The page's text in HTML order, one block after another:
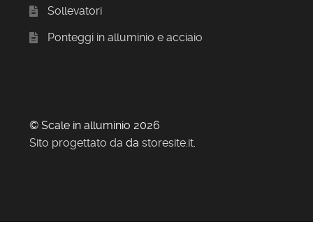
Sollevatori
Ponteggi in alluminio e acciaio
© Scale in alluminio 2026
Sito progettato da da storesite.it.